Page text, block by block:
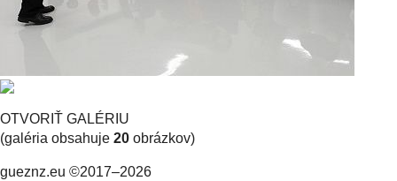
OTVORIŤ GALÉRIU
(galéria obsahuje 20 obrázkov)
gueznz.eu ©2017–2026